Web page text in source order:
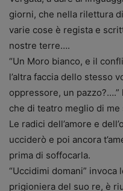
giorni, che nella rilettura
varie cose è regista e
nostre terre….
“Un Moro bianco, e il
l’altra faccia dello stesso
oppressore, un
che di teatro meglio di me
Le radici dell’amore e
ucciderò e poi ancora
prima di soffocarla.
“Uccidimi domani” invoca
prigioniera del suo re, è